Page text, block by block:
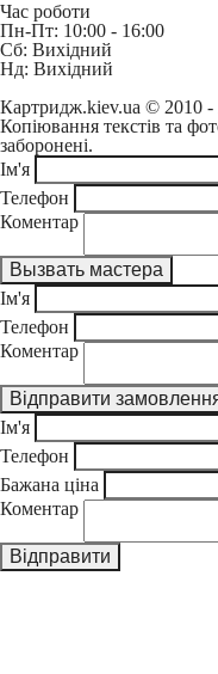
Час роботи
Пн-Пт: 10:00 - 16:00
Сб: Вихідний
Нд: Вихідний
Картридж.kiev.ua © 2010 -
Копіювання текстів та
заборонені.
Ім'я
Телефон
Коментар
Ім'я
Телефон
Коментар
Ім'я
Телефон
Бажана ціна
Коментар